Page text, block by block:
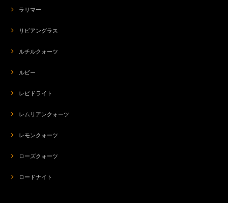
ラリマー
リビアングラス
ルチルクォーツ
ルビー
レピドライト
レムリアンクォーツ
レモンクォーツ
ローズクォーツ
ロードナイト